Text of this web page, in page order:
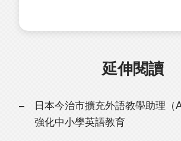
延伸閱讀
日本今治市擴充外語教學助理（
強化中小學英語教育